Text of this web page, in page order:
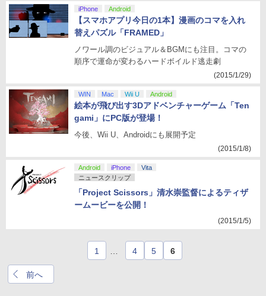
iPhone Android
【スマホアプリ今日の1本】漫画のコマを入れ
替えパズル「FRAMED」
ノワール調のビジュアル＆BGMにも注目。コマの
順序で運命が変わるハードボイルド逃走劇
(2015/1/29)
WIN Mac Wii U Android
絵本が飛び出す3Dアドベンチャーゲーム「Ten
gami」にPC版が登場！
今後、Wii U、Androidにも展開予定
(2015/1/8)
Android iPhone
Vita
ニュースクリップ
「Project Scissors」清水崇監督によるティザ
ームービーを公開！
(2015/1/5)
前へ
1 4 5 6